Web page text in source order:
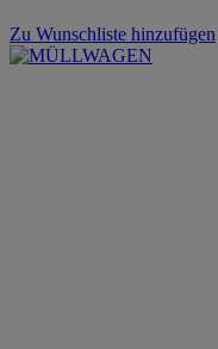
Zu Wunschliste hinzufügen